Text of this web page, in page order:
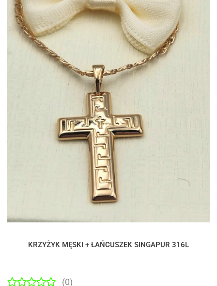
KRZYŻYK MĘSKI + ŁAŃCUSZEK SINGAPUR 316L
(0)